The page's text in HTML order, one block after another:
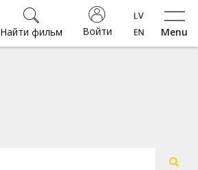
Menu
Войти
Найти фильм